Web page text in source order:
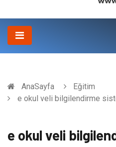
AnaSayfa
Eğitim
e okul veli bilgilendirme
e okul veli